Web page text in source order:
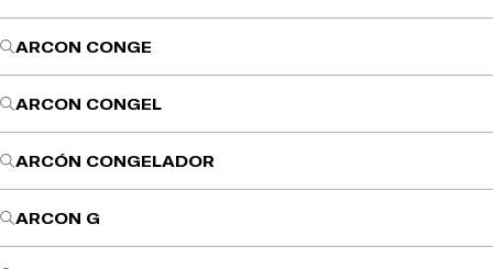
ARCON CONGE
ARCON CONGEL
ARCÓN CONGELADOR
ARCON G